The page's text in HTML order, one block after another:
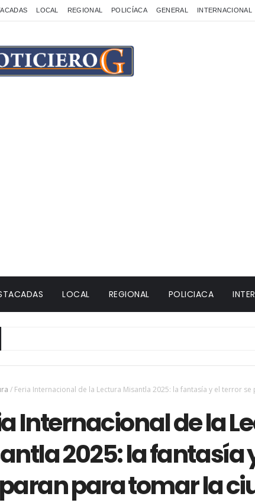
LOCAL REGIONAL POLICÍACA GENERAL INTERNACIONAL
LOCAL REGIONAL POLICIACA
/ Feria Internacional de la Lectura Misantla 2025: la fantasía y el terror
Internacional de la
2025: la fantasía
para tomar la